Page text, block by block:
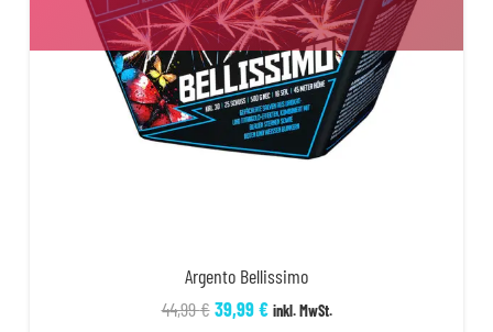
Argento Bellissimo
44,99€ Ursprünglicher
39,99€Aktueller
inkl. MwSt.